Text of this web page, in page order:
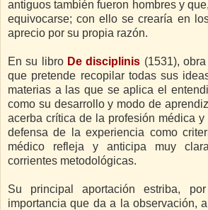
antiguos también fueron hombres y
equivocarse; con ello se crearía en
aprecio por su propia razón.
En su libro De disciplinis (1531),
que pretende recopilar todas sus
materias a las que se aplica el
como su desarrollo y modo de
acerba crítica de la profesión médica
defensa de la experiencia como
médico refleja y anticipa muy
corrientes metodológicas.
Su principal aportación estriba,
importancia que da a la observación,